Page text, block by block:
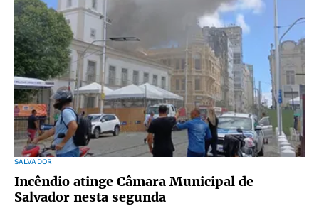
SALVADOR
Incêndio atinge Câmara Municipal de
Salvador nesta segunda